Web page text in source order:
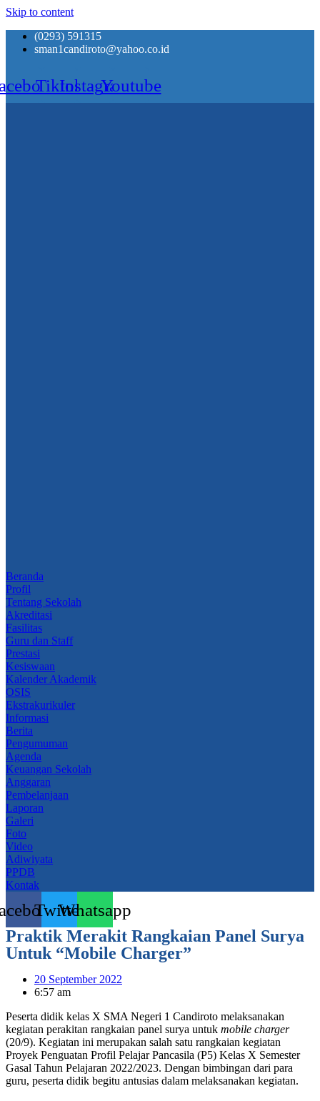
Skip to content
(0293) 591315
sman1candiroto@yahoo.co.id
TiktokInstagramYoutube
Beranda
Profil
Tentang Sekolah
Akreditasi
Fasilitas
Guru dan Staff
Prestasi
Kesiswaan
Kalender Akademik
OSIS
Ekstrakurikuler
Informasi
Berita
Pengumuman
Agenda
Keuangan Sekolah
Anggaran
Pembelanjaan
Laporan
Galeri
Foto
Video
Adiwiyata
PPDB
Kontak
TwitterWhatsapp
Praktik Merakit Rangkaian Panel Surya
Untuk “Mobile Charger”
20 September 2022
6:57 am
Peserta didik kelas X SMA Negeri 1 Candiroto melaksanakan
kegiatan perakitan rangkaian panel surya untuk mobile charger
(20/9). Kegiatan ini merupakan salah satu rangkaian kegiatan
Proyek Penguatan Profil Pelajar Pancasila (P5) Kelas X Semester
Gasal Tahun Pelajaran 2022/2023. Dengan bimbingan dari para
guru, peserta didik begitu antusias dalam melaksanakan kegiatan.